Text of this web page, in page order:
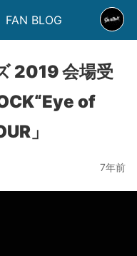
FAN BLOG
2019 会場受
of
」
7年前